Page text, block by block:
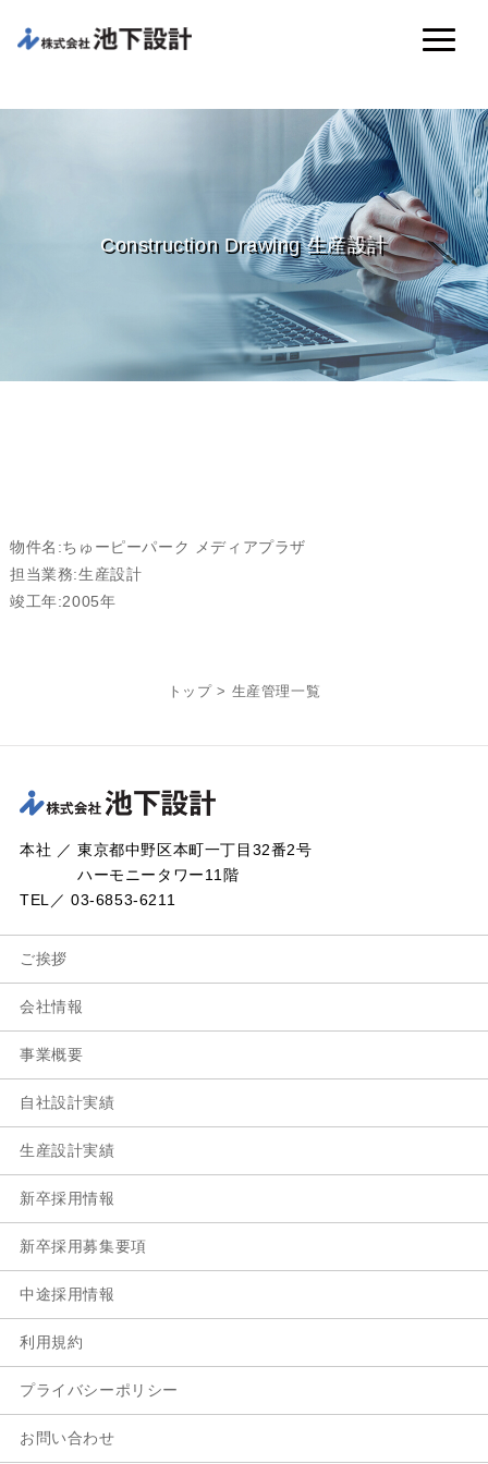
Construction Drawing 生産設計
物件名:ちゅーピーパーク メディアプラザ
担当業務:生産設計
竣工年:2005年
トップ > 生産管理一覧
本社 ／ 東京都中野区本町一丁目32番2号
ハーモニータワー11階
TEL／ 03-6853-6211
ご挨拶
会社情報
事業概要
自社設計実績
生産設計実績
新卒採用情報
新卒採用募集要項
中途採用情報
利用規約
プライバシーポリシー
お問い合わせ